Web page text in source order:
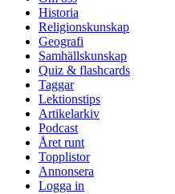
Historia
Religionskunskap
Geografi
Samhällskunskap
Quiz & flashcards
Taggar
Lektionstips
Artikelarkiv
Podcast
Året runt
Topplistor
Annonsera
Logga in